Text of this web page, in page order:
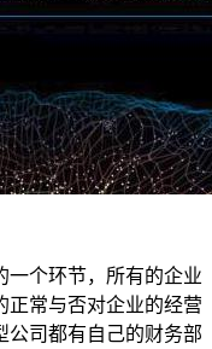
一个环节，所有的企业
正常与否对企业的经营
公司都有自己的财务部